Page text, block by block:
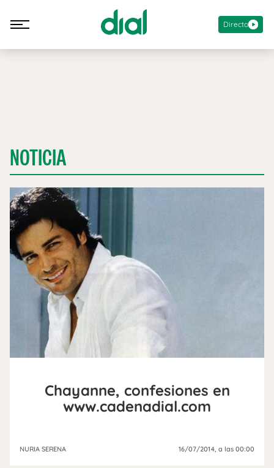
Directo
NOTICIA
Chayanne, confesiones en
www.cadenadial.com
NURIA SERENA 16/07/2014 , a las 00:00